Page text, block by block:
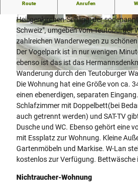
© Privatvermieter Brüntrup
© Privatvermieter Brüntrup ©
Route Anrufen
Heiligenkirchen-Schling, der
Schweiz", umgeben vom Teutoburger
zahlreichen Wanderwegen zu
Der Vogelpark ist in nur wenigen
ebenso ist das ist das
Wanderung durch den Teutoburger
Die Wohnung hat eine Größe von ca.
einen ebenerdigen, separaten
Schlafzimmer mit Doppelbett(bei
auch getrennt werden) und SAT-TV
Dusche und WC. Ebenso gehört eine
mit Essplatz zur Wohnung. Kleine
Gartenmöbeln und Markise. W-Lan
kostenlos zur Verfügung. Bettwäsche
Nichtraucher-Wohnung